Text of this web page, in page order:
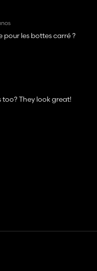
pour les bottes carré ?
too? They look great!